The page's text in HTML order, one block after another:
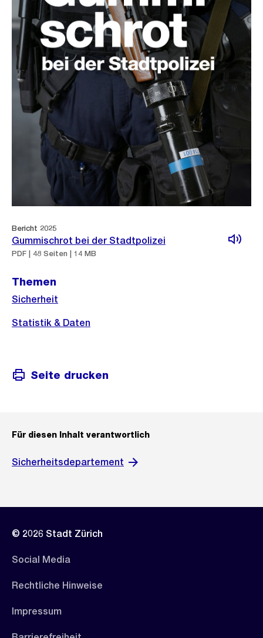
Bericht 2025
Gummischrot bei der Stadtpolizei
PDF | 48 Seiten | 14 MB
Themen
Sicherheit
Statistik & Daten
Seite drucken
Für diesen Inhalt verantwortlich
Sicherheitsdepartement
© 2026 Stadt Zürich
Social Media
Rechtliche Hinweise
Impressum